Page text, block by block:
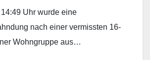
Uhr wurde eine
nach einer vermissten 16-
Wohngruppe aus…